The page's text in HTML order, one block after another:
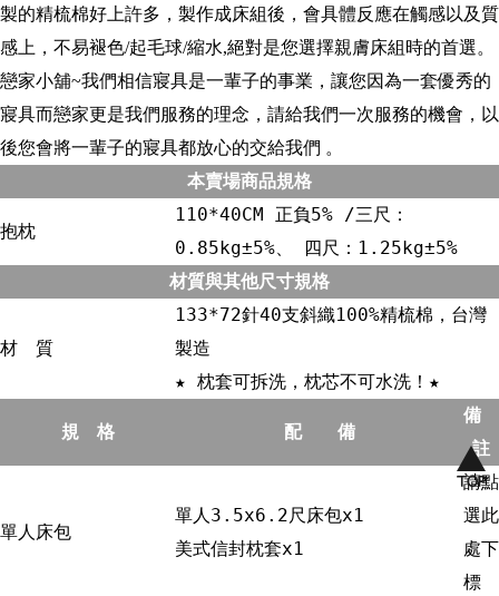
製的精梳棉好上許多，製作成床組後，會具體反應在觸感以及質
感上，不易褪色/起毛球/縮水,絕對是您選擇親膚床組時的首選。
戀家小舖~我們相信寢具是一輩子的事業，讓您因為一套優秀的
寢具而戀家更是我們服務的理念，請給我們一次服務的機會，以
後您會將一輩子的寢具都放心的交給我們 。
本賣場商品規格
抱枕
110*40CM 正負5% /三尺：
0.85kg±5%、 四尺：1.25kg±5%
材質與其他尺寸規格
材 質
133*72針40支斜織100%精梳棉，台灣
製造
★ 枕套可拆洗，枕芯不可水洗！★
規 格 配 備
備
註
單人床包
單人3.5x6.2尺床包x1
美式信封枕套x1
請點
選此
處下
標